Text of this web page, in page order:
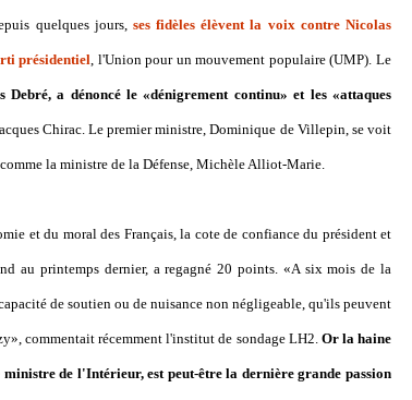
quelques jours, ses fidèles élèvent la voix contre Nicolas
présidentiel, l'Union pour un mouvement populaire (UMP). Le
Debré, a dénoncé le «dénigrement continu» et les «attaques
Chirac. Le premier ministre, Dominique de Villepin, se voit
la ministre de la Défense, Michèle Alliot-Marie.
et du moral des Français, la cote de confiance du président et
au printemps dernier, a regagné 20 points. «A six mois de la
de soutien ou de nuisance non négligeable, qu'ils peuvent
commentait récemment l'institut de sondage LH2.Or la haine
de l'Intérieur, est peut-être la dernière grande passion